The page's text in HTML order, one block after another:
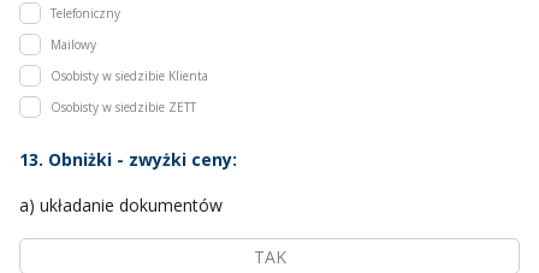
Telefoniczny
Mailowy
Osobisty w siedzibie Klienta
Osobisty w siedzibie ZETT
13. Obniżki - zwyżki ceny:
a) układanie dokumentów
TAK